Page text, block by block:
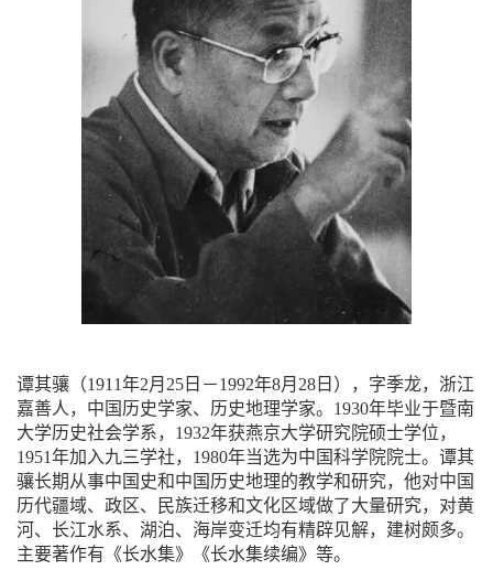
谭其骧 （1911年2月 25 日－1992年8月 28 日），字季龙，浙江
嘉善人，中国历史学家、历史地理学家。 1930年毕业于暨南
大学历史社会学系， 1932年获燕京大学研究院硕士学位，
1951年加入九三学社， 1980年当选为中国科学院院士。谭其
骧长期从事中国史和中国历史地理的教学和研究，他对中国
历代疆域、政区、民族迁移和文化区域做了大量研究，对黄
河、长江水系、湖泊、海岸变迁均有精辟见解，建树颇多。
主要著作有《长水集》《长水集续编》等。